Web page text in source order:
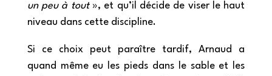
un peu à tout», et qu’il décide de viser le haut
niveau dans cette discipline.
Si ce choix peut paraître tardif, Arnaud a
quand même eu les pieds dans le sable et les